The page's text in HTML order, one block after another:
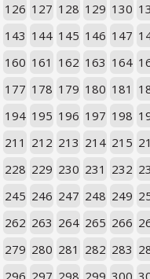
126 127 128 129 130
143 144 145 146 147
160 161 162 163 164
177 178 179 180 181
194 195 196 197 198
211 212 213 214 215
228 229 230 231 232
245 246 247 248 249
262 263 264 265 266
279 280 281 282 283
296 297 298 299 300